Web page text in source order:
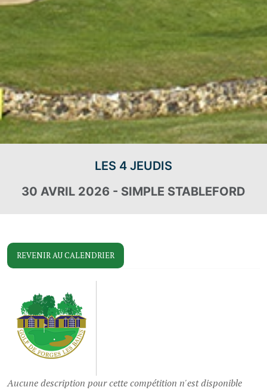
LES 4 JEUDIS
30 AVRIL 2026 - SIMPLE STABLEFORD
REVENIR AU CALENDRIER
Aucune description pour cette compétition n'est disponible